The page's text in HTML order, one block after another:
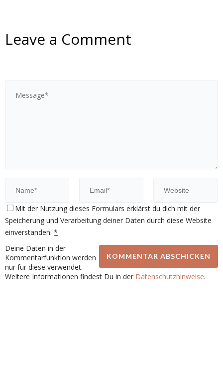
Leave a Comment
Mit der Nutzung dieses Formulars erklärst du dich mit der
Speicherung und Verarbeitung deiner Daten durch diese Website
einverstanden. *
Deine Daten in der
Kommentarfunktion werden
nur für diese verwendet.
Weitere Informationen findest Du in der Datenschutzhinweise.